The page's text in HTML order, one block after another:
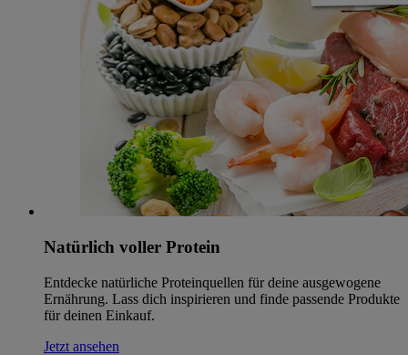
Natürlich voller Protein
Entdecke natürliche Proteinquellen für deine ausgewogene
Ernährung. Lass dich inspirieren und finde passende Produkte
für deinen Einkauf.
Jetzt ansehen